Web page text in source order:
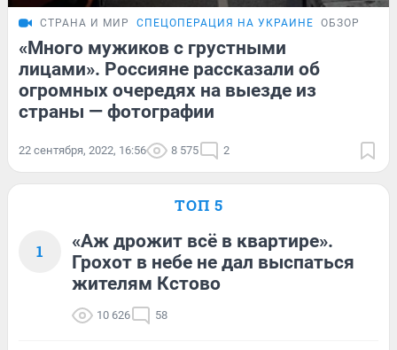
СТРАНА И МИР СПЕЦОПЕРАЦИЯ НА УКРАИНЕ ОБЗОР
«Много мужиков с грустными
лицами». Россияне рассказали об
огромных очередях на выезде из
страны — фотографии
22 сентября, 2022, 16:56 8 575 2
ТОП 5
1
«Аж дрожит всё в квартире».
Грохот в небе не дал выспаться
жителям Кстово
10 626 58